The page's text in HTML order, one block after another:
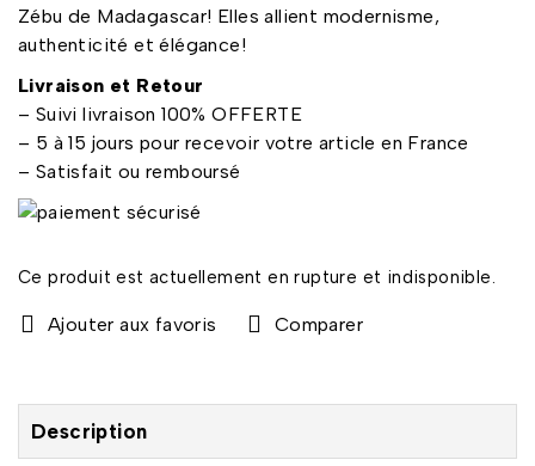
Zébu de Madagascar! Elles allient modernisme,
authenticité et élégance!
Livraison et Retour
– Suivi livraison 100% OFFERTE
– 5 à 15 jours pour recevoir votre article en France
– Satisfait ou remboursé
Ce produit est actuellement en rupture et indisponible.
Comparer
Description